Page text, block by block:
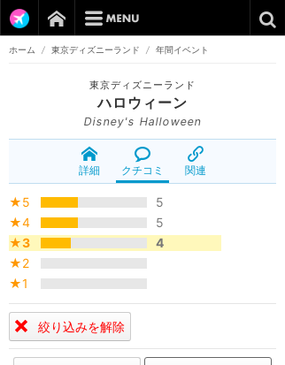
ホーム / 東京ディズニーランド / 年間イベント
東京ディズニーランド
ハロウィーン
Disney's Halloween
詳細 クチコミ 関連
★5
5
★4
5
★3
4
★2
★1
絞り込みを解除